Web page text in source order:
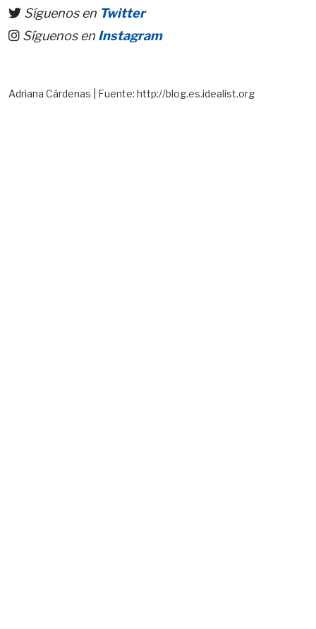
Síguenos en Twitter
Síguenos en Instagram
Adriana Cárdenas | Fuente: http://blog.es.idealist.org